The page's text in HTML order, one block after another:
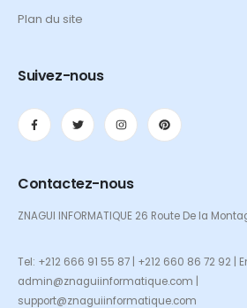
Plan du site
Suivez-nous
Contactez-nous
ZNAGUI INFORMATIQUE 26 Route De la
Tel: +212 666 91 55 87 | +212 660 86 72 92 |
admin@znaguiinformatique.com |
support@znaguiinformatique.com